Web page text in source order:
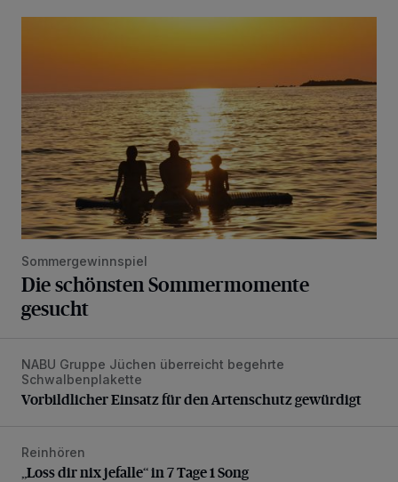
Die schönsten Sommermomente gesucht
Sommergewinnspiel
Die schönsten Sommermomente
gesucht
Vorbildlicher Einsatz für den Artenschutz gewürdigt
NABU Gruppe Jüchen überreicht begehrte
Schwalbenplakette
Vorbildlicher Einsatz für den Artenschutz gewürdigt
„Loss dir nix jefalle“ in 7 Tage 1 Song
Reinhören
„Loss dir nix jefalle“ in 7 Tage 1 Song